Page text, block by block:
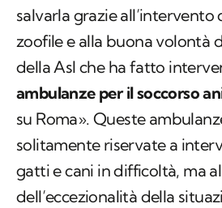
salvarla grazie all’intervento
zoofile e alla buona volontà
della Asl che ha fatto
ambulanze per il soccorso
su Roma». Queste
solitamente riservate a
gatti e cani in difficoltà, ma
dell’eccezionalità della